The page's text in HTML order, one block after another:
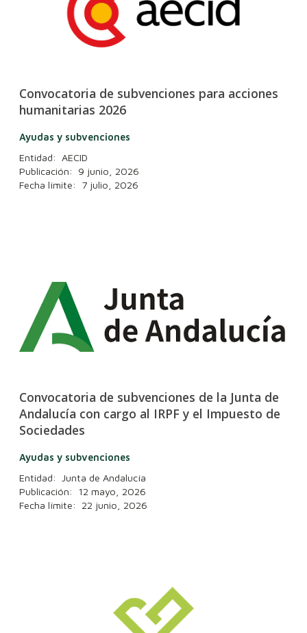
Convocatoria de subvenciones para acciones
humanitarias 2026
Ayudas y subvenciones
Entidad: AECID
Publicación: 9 junio, 2026
Fecha límite: 7 julio, 2026
Convocatoria de subvenciones de la Junta de
Andalucía con cargo al IRPF y el Impuesto de
Sociedades
Ayudas y subvenciones
Entidad: Junta de Andalucía
Publicación: 12 mayo, 2026
Fecha límite: 22 junio, 2026